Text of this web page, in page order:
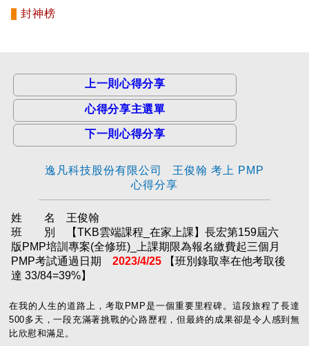
封神榜
上一則心得分享
心得分享主選單
下一則心得分享
逸凡科技股份有限公司 王俊翰 考上 PMP
心得分享
姓 名 王俊翰
班 別 【TKB雲端課程_在家上課】長宏第159屆六
版PMP培訓專案(全修班)_上課期限為報名繳費起三個月
PMP考試通過日期2023/4/25 【班別錄取率在他考取後
達 33/84=39%】
在我的人生的道路上，考取PMP是一個重要里程碑。這段旅程了長達
500多天，一段充滿著挑戰的心路歷程，但最終的成果卻是令人感到無
比欣慰和滿足。